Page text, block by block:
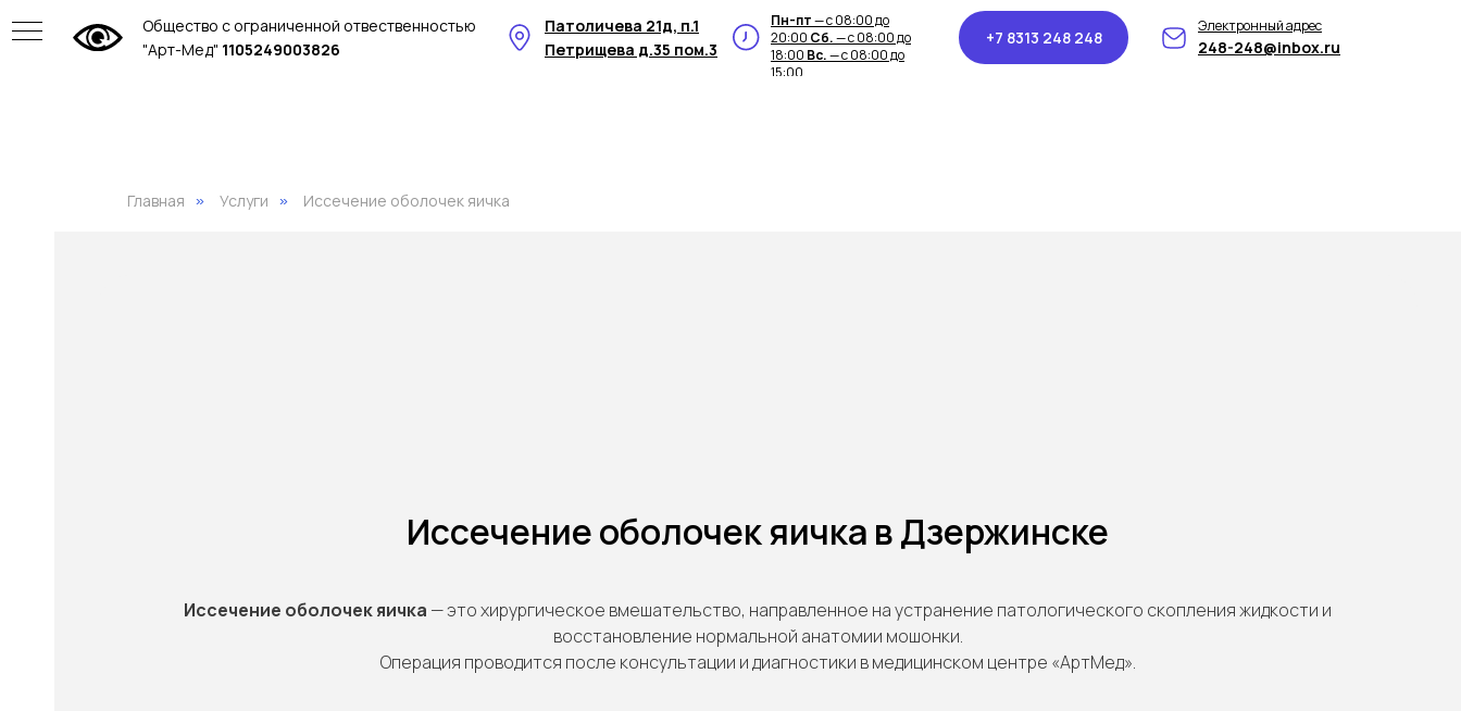
Общество с ограниченной отвественностью
"Арт-Мед" 1105249003826 248-248@inbox.ru
Электронный адрес
+7 8313 248 248
Петрищева д.35 пом.3
Патоличева 21д, п.1 Пн-пт— с 08:00 до
20:00 Сб.— с 08:00 до
18:00 Вс.— с 08:00 до
15:00
Главная » Услуги » Иссечение оболочек яичка
Иссечение оболочек яичка в Дзержинске
Иссечение оболочек яичка — это хирургическое вмешательство, направленное на устранение патологического скопления жидкости и
восстановление нормальной анатомии мошонки.
Операция проводится после консультации и диагностики в медицинском центре «АртМед».